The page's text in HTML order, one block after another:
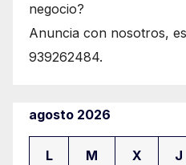
negocio?
Anuncia con nosotros,
939262484.
agosto 2026
L M X J